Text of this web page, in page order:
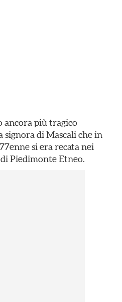
ancora più tragico
signora di Mascali che in
si era recata nei
Piedimonte Etneo.